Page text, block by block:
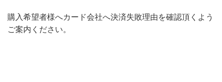
購入希望者様へカード会社へ決済失敗理由を確認頂くよう
ご案内ください。